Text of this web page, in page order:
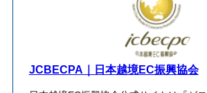
JCBECPA｜日本越境EC振興協会